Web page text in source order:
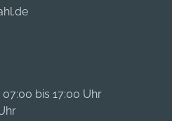
bis 17:00 Uhr